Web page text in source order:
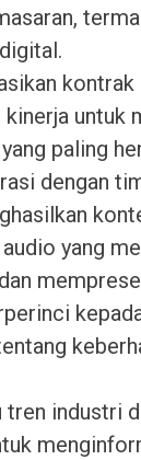
kontrak
kinerja untuk
paling
dengan
yang
tren industri